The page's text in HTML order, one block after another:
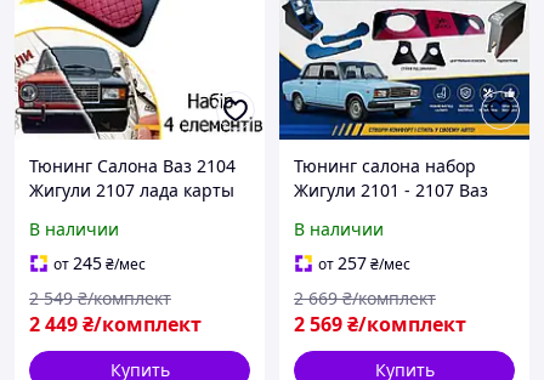
Тюнинг Салона Ваз 2104
Жигули 2107 лада карты
ручки обвес
декоративные накладки в
салон нить красная.
Набор
В наличии
от245₴/мес
2 449₴/комплект
2 549 ₴/комплект
Купить
Тюнинг салона набор
Жигули 2101 - 2107 Ваз
подлокотник подиумы
обвес декоративные
накладки в салон черный
нить красна
В наличии
от257₴/мес
2 569₴/комплект
2 669 ₴/комплект
Купить